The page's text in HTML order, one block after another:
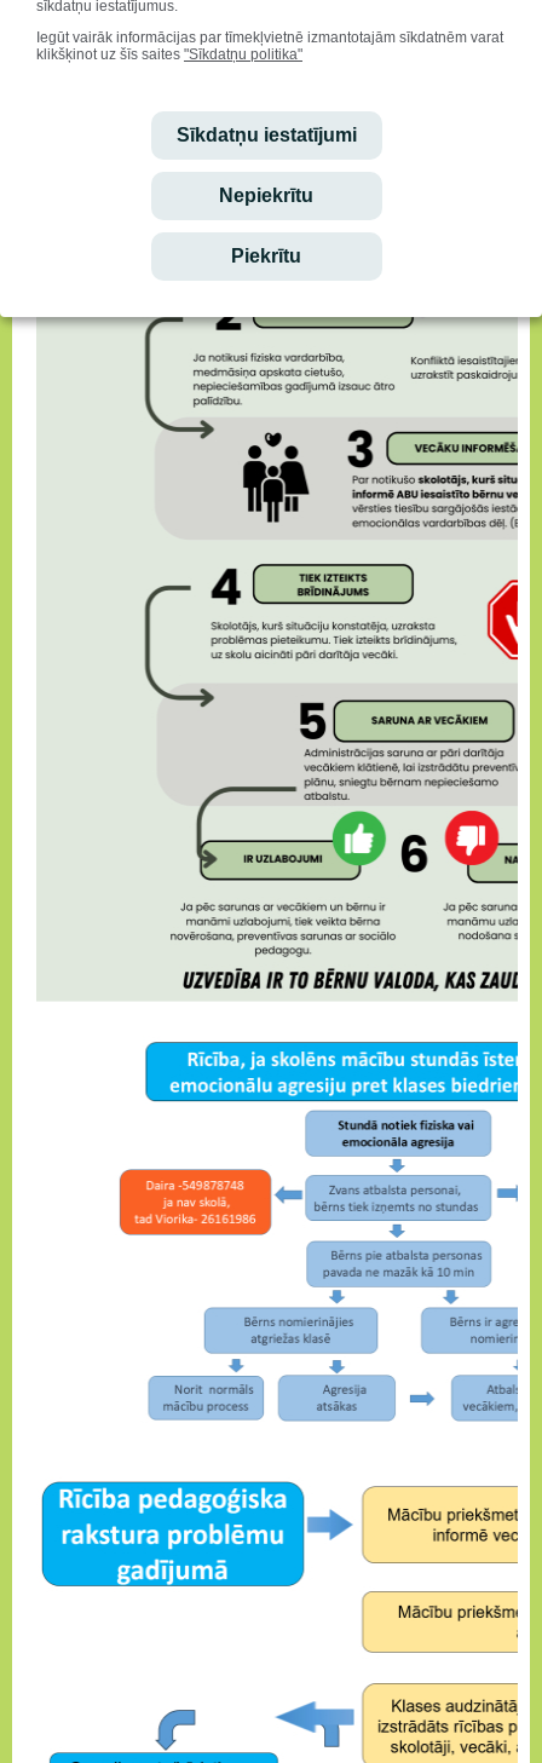
sīkdatņu iestatījumus.
Iegūt vairāk informācijas par tīmekļvietnē izmantotajām sīkdatnēm varat
klikšķinot uz šīs saites "Sīkdatņu politika"
Sīkdatņu iestatījumi
Nepiekrītu
Piekrītu